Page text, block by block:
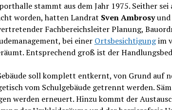
stammt aus dem Jahr 1975. Seither sei
worden, hatten Landrat Sven Ambrosyund
Fachbereichsleiter Planung,
bei einer Ortsbesichtigungim
Entsprechend groß ist der
soll komplett entkernt, von Grund auf
vom Schulgebäude getrennt werden.
werden erneuert. Hinzu kommt der